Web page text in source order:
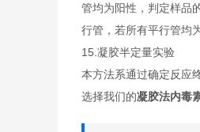
管均为阳性，判定样品
行管，若所有平行管均
15.凝胶半定量实验
本方法系通过确定反应
选择我们的凝胶法内毒